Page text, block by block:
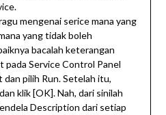
mengenai serice mana yang
yang tidak boleh
bacalah keterangan
Service Control Panel
dan pilih Run. Setelah itu,
klik [OK]. Nah, dari sinilah
Description dari setiap